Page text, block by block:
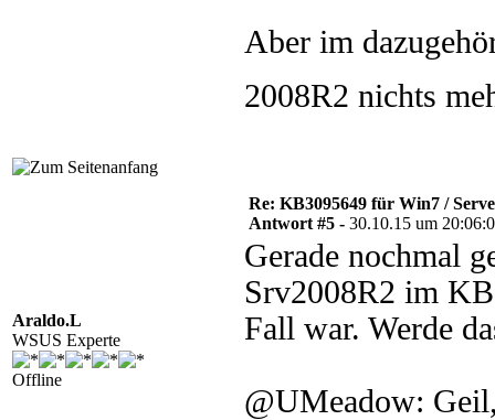
Aber im
2008R2 nichts
Araldo.L
WSUS Experte
Offline
Re: KB3095649 für Win7 /
Antwort #5 - 30.10.15 um
Gerade nochmal
Srv2008R2 im
Fall war. Werde
@UMeadow: